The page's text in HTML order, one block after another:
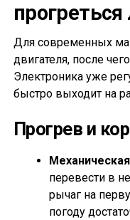
Для современных
двигателя, после
Электроника уже
быстро выходит на
Прогрев и
перевести в
рычаг на
погоду